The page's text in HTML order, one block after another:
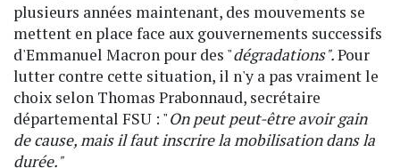
plusieurs années maintenant, des mouvements se
mettent en place face aux gouvernements successifs
d'Emmanuel Macron pour des "dégradations".Pour
lutter contre cette situation, il n'y a pas vraiment le
choix selon Thomas Prabonnaud, secrétaire
départemental FSU : "On peut peut-être avoir gain
de cause, mais il faut inscrire la mobilisation dans la
durée."